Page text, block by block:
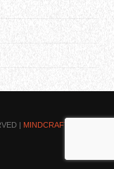
| MINDCRAFTED BY